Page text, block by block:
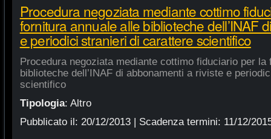
Procedura negoziata mediante cottimo
fornitura annuale alle biblioteche dell’INAF
e periodici stranieri di carattere scientifico
Procedura negoziata mediante cottimo fiduciario per la
biblioteche dell’INAF di abbonamenti a riviste e
scientifico
Tipologia: Altro
Pubblicato il: 20/12/2013| Scadenza termini: 11/12/